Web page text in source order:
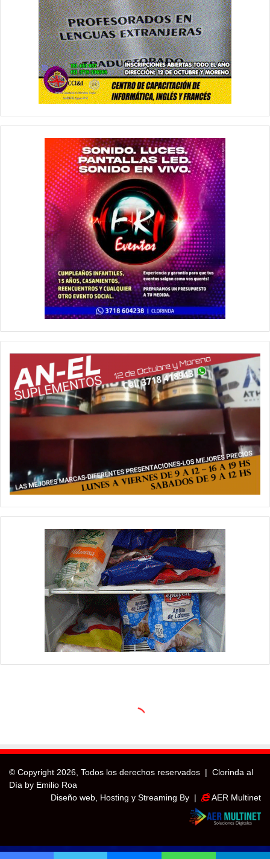
© Copyright 2026, Todos los derechos reservados | Clorinda al
Día by Emilio Roa
Diseño web, Hosting y Streaming By |
AER Multinet